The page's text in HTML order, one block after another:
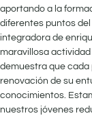
aportando a la
diferentes puntos
integradora de
maravillosa
demuestra que
renovación de su
conocimientos.
nuestros jóvenes